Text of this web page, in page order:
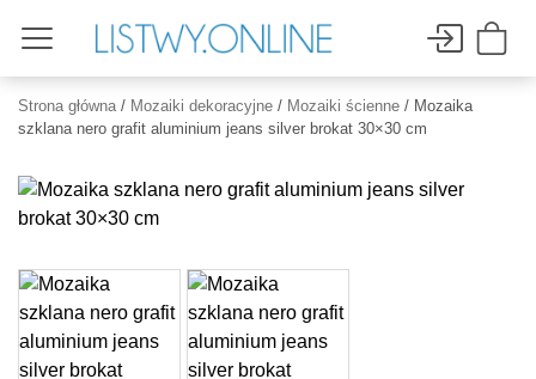
Strona główna/ Mozaiki dekoracyjne / Mozaiki ścienne / Mozaika
szklana nero grafit aluminium jeans silver brokat 30×30 cm